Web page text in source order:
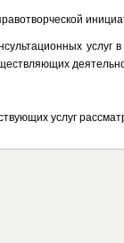
услуг
услуг